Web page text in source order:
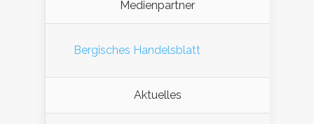
Medienpartner
Bergisches Handelsblatt
Aktuelles